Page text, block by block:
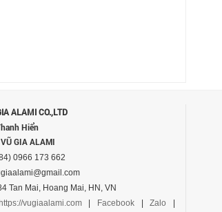
ALAMI CO.,LTD
Hiển
VŨ GIA ALAMI
0966 173 662
Tan Mai, Hoang Mai, HN, VN
https://vugiaalami.com| Facebook |Zalo